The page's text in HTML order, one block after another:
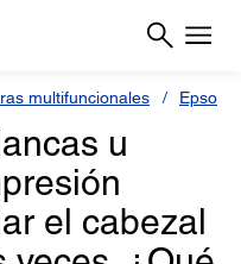
multifuncionales Epson
u
el cabezal